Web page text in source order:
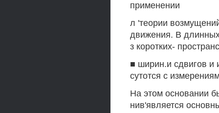
применении
л 'теории
движения. В
з коротких-
■ ширин.и сдвигов и
сутотся с
На этом основании
нив'является